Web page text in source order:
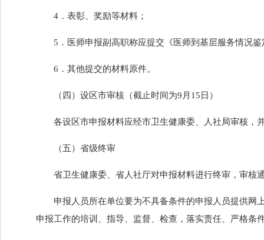
4．表彰、奖励等材料；
5．医师申报副高职称应提交《医师到基层服务情况
6．其他提交的材料原件。
（四）设区市审核（截止时间为9月15日）
各设区市申报材料应经市卫生健康委、人社局审核，
（五）省级终审
省卫生健康委、省人社厅对申报材料进行终审，审核
申报人员所在单位要为不具备条件的申报人员提供网
申报工作的培训、指导、监督、检查，落实责任、严格条